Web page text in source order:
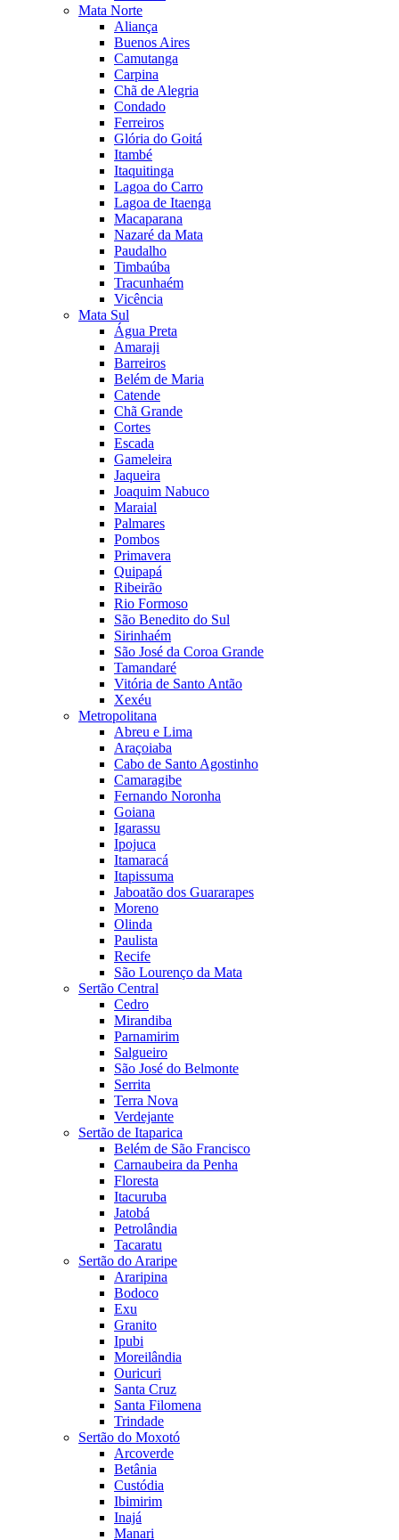
Mata Norte
Aliança
Buenos Aires
Camutanga
Carpina
Chã de Alegria
Condado
Ferreiros
Glória do Goitá
Itambé
Itaquitinga
Lagoa do Carro
Lagoa de Itaenga
Macaparana
Nazaré da Mata
Paudalho
Timbaúba
Tracunhaém
Vicência
Mata Sul
Água Preta
Amaraji
Barreiros
Belém de Maria
Catende
Chã Grande
Cortes
Escada
Gameleira
Jaqueira
Joaquim Nabuco
Maraial
Palmares
Pombos
Primavera
Quipapá
Ribeirão
Rio Formoso
São Benedito do Sul
Sirinhaém
São José da Coroa Grande
Tamandaré
Vitória de Santo Antão
Xexéu
Metropolitana
Abreu e Lima
Araçoiaba
Cabo de Santo Agostinho
Camaragibe
Fernando Noronha
Goiana
Igarassu
Ipojuca
Itamaracá
Itapissuma
Jaboatão dos Guararapes
Moreno
Olinda
Paulista
Recife
São Lourenço da Mata
Sertão Central
Cedro
Mirandiba
Parnamirim
Salgueiro
São José do Belmonte
Serrita
Terra Nova
Verdejante
Sertão de Itaparica
Belém de São Francisco
Carnaubeira da Penha
Floresta
Itacuruba
Jatobá
Petrolândia
Tacaratu
Sertão do Araripe
Araripina
Bodoco
Exu
Granito
Ipubi
Moreilândia
Ouricuri
Santa Cruz
Santa Filomena
Trindade
Sertão do Moxotó
Arcoverde
Betânia
Custódia
Ibimirim
Inajá
Manari